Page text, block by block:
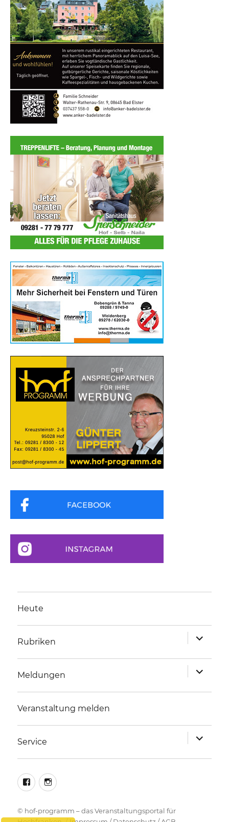
Heute
Rubriken
anzeigen
Meldungen
anzeigen
Veranstaltung melden
Service
anzeigen
facebookinstagram
© hof-programm – das Veranstaltungsportal für